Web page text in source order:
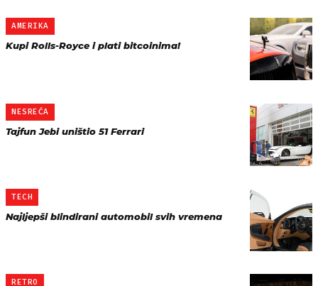
AMERIKA
Kupi Rolls-Royce i plati bitcoinima!
NESREĆA
Tajfun Jebi uništio 51 Ferrari
TECH
Najljepši blindirani automobil svih vremena
RETRO